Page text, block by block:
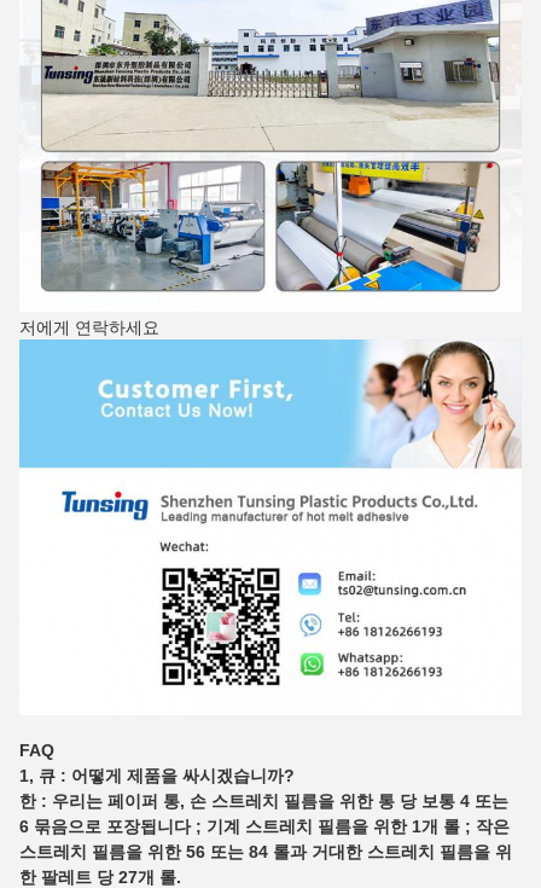
저에게 연락하세요
FAQ
1, 큐 : 어떻게 제품을 싸시겠습니까?
한 : 우리는 페이퍼 통, 손 스트레치 필름을 위한 통 당 보통 4 또는
6 묶음으로 포장됩니다 ; 기계 스트레치 필름을 위한 1개 롤 ; 작은
스트레치 필름을 위한 56 또는 84 롤과 거대한 스트레치 필름을 위
한 팔레트 당 27개 롤.